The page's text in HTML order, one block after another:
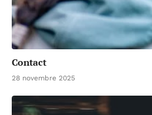
Contact
28 novembre 2025